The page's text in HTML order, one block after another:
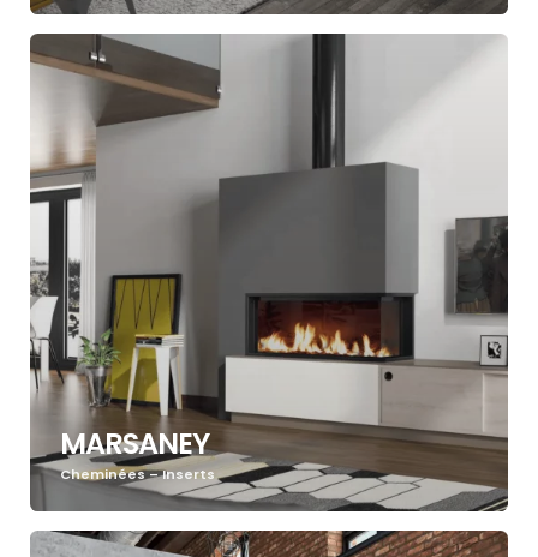
MARSANEY
Cheminées – Inserts